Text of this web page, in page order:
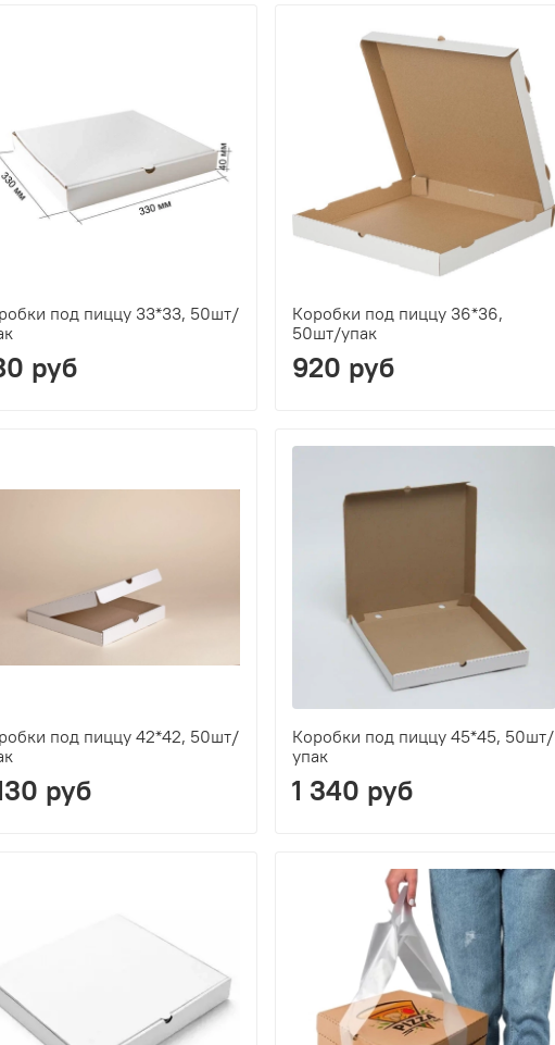
под пиццу 33*33, 50шт/
руб
Коробки под пиццу 36*36,
50шт/упак
920 руб
под пиццу 42*42, 50шт/
руб
Коробки под пиццу 45*45, 50шт/
упак
1 340 руб